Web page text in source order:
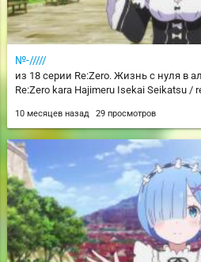
№-/////
из 18 серии Re:Zero. Жизнь с нуля в
Re:Zero kara Hajimeru Isekai Seikatsu /
10 месяцев назад 29 просмотров